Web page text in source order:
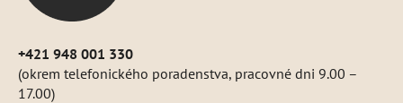
+421 948 001 330
(okrem telefonického poradenstva, pracovné dni 9.00 –
17.00)